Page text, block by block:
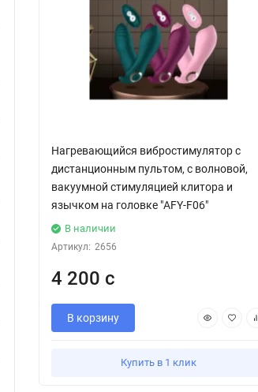
Нагревающийся вибростимулятор с
дистанционным пультом, с волновой,
вакуумной стимуляцией клитора и
язычком на головке "AFY-F06"
В наличии
Артикул: 2656
4 200 с
В корзину
Купить в 1 клик